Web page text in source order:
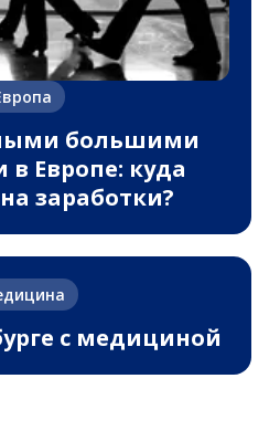
большими
Европе: куда
заработки?
с медициной